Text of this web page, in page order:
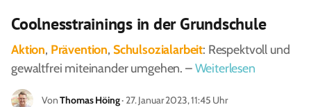
Coolnesstrainings in der Grundschule
Aktion, Prävention, Schulsozialarbeit: Respektvoll und
gewaltfrei miteinander umgehen. –Weiterlesen
VonThomas Höing· 27. Januar 2023, 11:45 Uhr